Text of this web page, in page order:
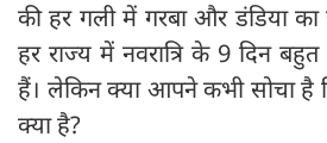
की हर गली में गरबा और डंडिया का
हर राज्य में नवरात्रि के 9 दिन
हैं। लेकिन क्या आपने कभी सोचा है
क्या है?